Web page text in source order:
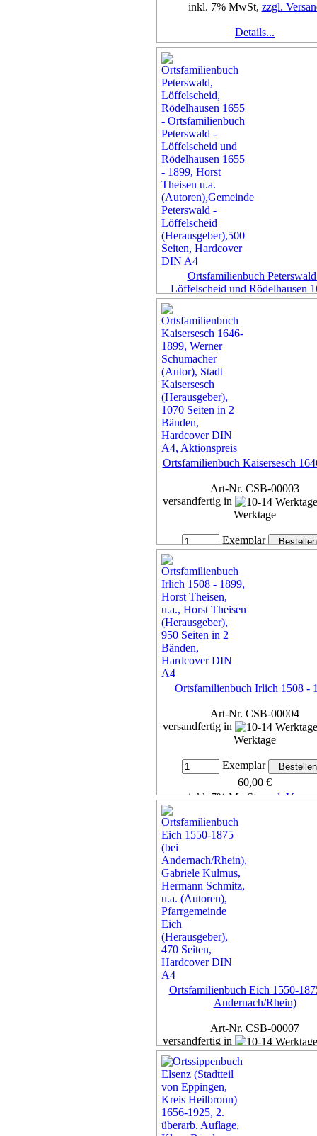
inkl. 7% MwSt, zzgl.
Details...
Ortsfamilienbuch
Löffelscheid und Rödelhausen
1899
Art-Nr. CSB-00002
versandfertig in
Exemplar
inkl. 7% MwSt,
Ortsfamilienbuch Kaisersesch
Art-Nr. CSB-00003
versandfertig in
Werktage
Exemplar
inkl. 7% MwSt,
Ortsfamilienbuch Irlich 1508 -
Art-Nr. CSB-00004
versandfertig in
Werktage
Exemplar
60,00 €
inkl. 7% MwSt,zzgl.
Details...
Ortsfamilienbuch Eich 1550-
Andernach/Rhein)
Art-Nr. CSB-00007
versandfertig in
Werktage
Exemplar
inkl. 7% MwSt,